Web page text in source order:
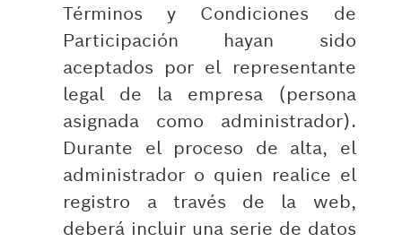
Términos y Condiciones de
Participación hayan sido
aceptados por el representante
legal de la empresa (persona
asignada como administrador).
Durante el proceso de alta, el
administrador o quien realice el
registro a través de la web,
deberá incluir una serie de datos